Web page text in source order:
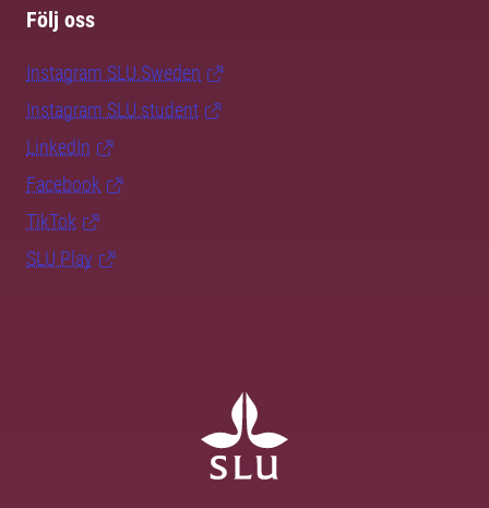
Följ oss
Instagram SLU.Sweden
Instagram SLU.student
LinkedIn
Facebook
TikTok
SLU Play